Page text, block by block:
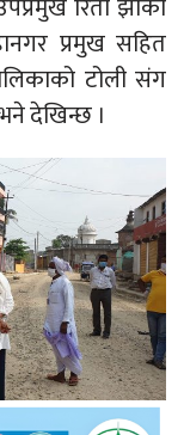
प्रमुख सहित
टोली संग
देखिन्छ ।